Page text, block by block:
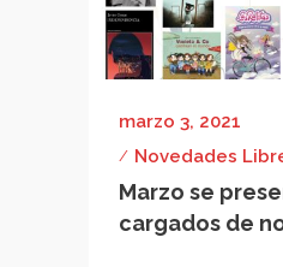
marzo 3, 2021
Novedades
Marzo se
cargados de